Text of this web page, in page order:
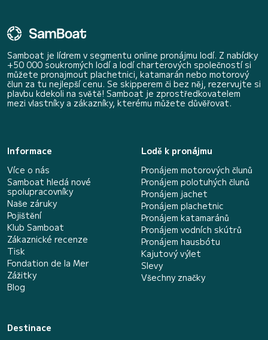
Samboat je lídrem v segmentu online pronájmu lodí. Z nabídky
+50 000 soukromých lodí a lodí charterových společností si
můžete pronajmout plachetnici, katamarán nebo motorový
člun za tu nejlepší cenu. Se skipperem či bez něj, rezervujte si
plavbu kdekoli na světě! Samboat je zprostředkovatelem
mezi vlastníky a zákazníky, kterému můžete důvěřovat.
Informace
Více o nás
Samboat hledá nové
spolupracovníky
Naše záruky
Pojištění
Klub Samboat
Zákaznické recenze
Tisk
Fondation de la Mer
Zážitky
Blog
Lodě k pronájmu
Pronájem motorových člunů
Pronájem polotuhých člunů
Pronájem jachet
Pronájem plachetnic
Pronájem katamaránů
Pronájem vodních skútrů
Pronájem hausbótu
Kajutový výlet
Slevy
Všechny značky
Destinace